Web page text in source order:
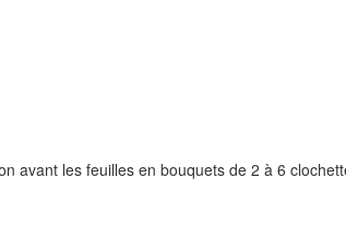
avant les feuilles en bouquets de 2 à 6